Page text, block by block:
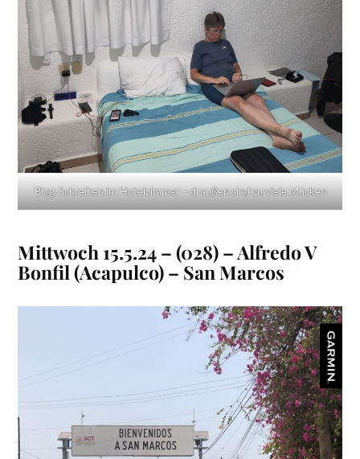
Blog-Schreiben im Hotelzimmer – draußen sind zu viele Mücken
Mittwoch 15.5.24 – (028) – Alfredo V
Bonfil (Acapulco) – San Marcos